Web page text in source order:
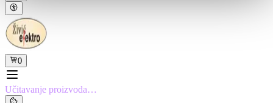
0
Učitavanje proizvoda…